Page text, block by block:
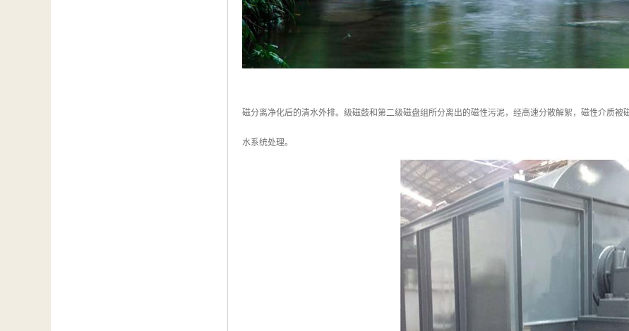
磁分离净化后的清水外排。级磁鼓和第二级磁盘组所分离出的磁性污泥，经高速分散解絮，磁性介质
水系统处理。